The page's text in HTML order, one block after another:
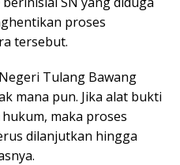
proses
tersebut.
Tulang Bawang
mana pun. Jika alat bukti
maka proses
dilanjutkan hingga